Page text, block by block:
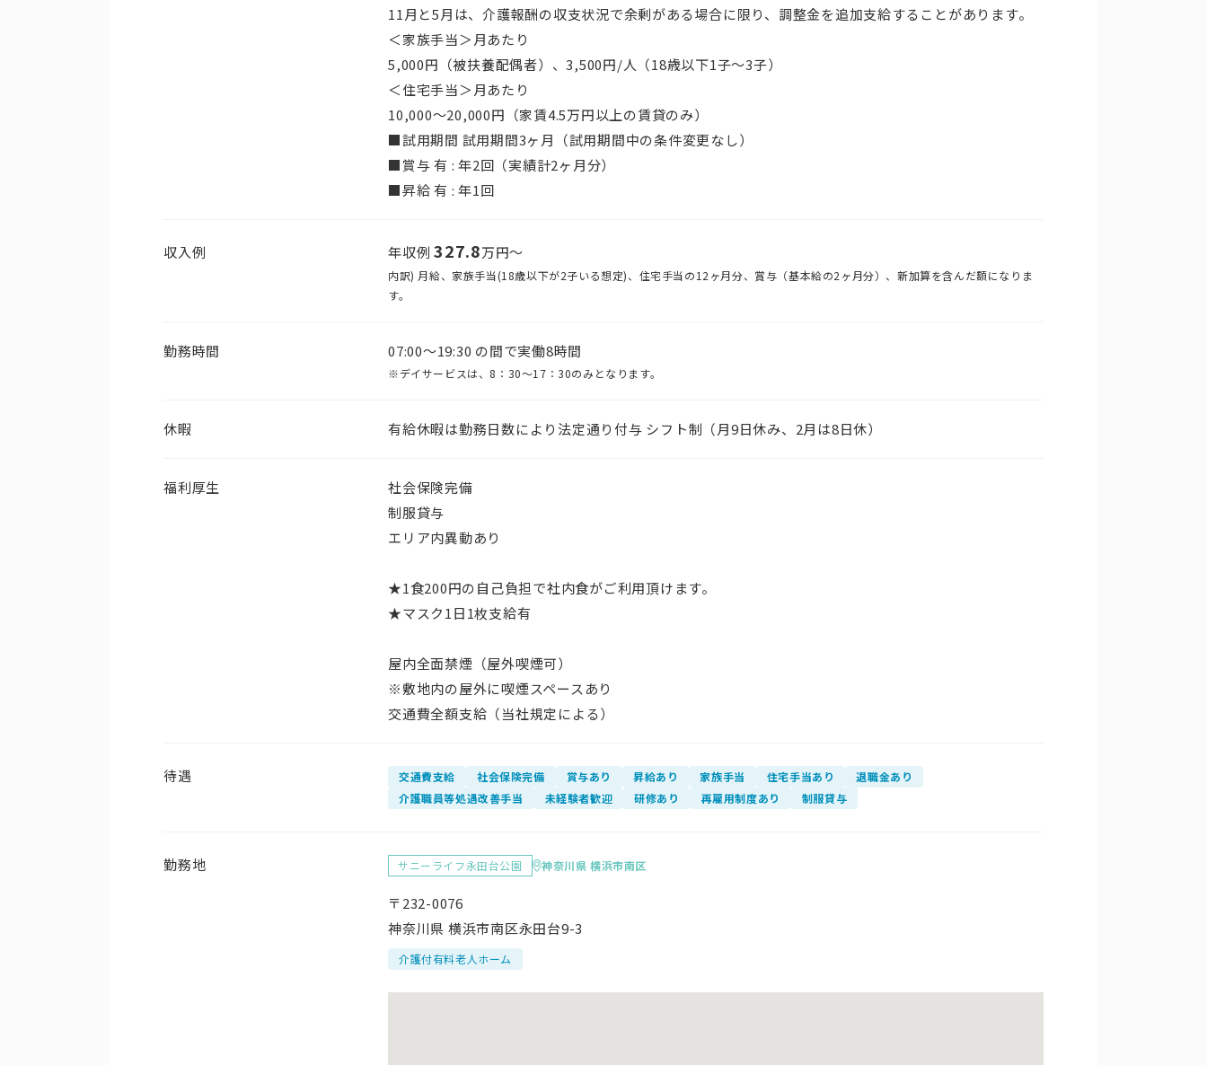
11月と5月は、介護報酬の収支状況で余剰がある場合に限り、調整金を追加支給することがあります。
＜家族手当＞月あたり
5,000円（被扶養配偶者）、3,500円/人（18歳以下1子〜3子）
＜住宅手当＞月あたり
10,000～20,000円（家賃4.5万円以上の賃貸のみ）
■試用期間 試用期間3ヶ月（試用期間中の条件変更なし）
■賞与 有 : 年2回（実績計2ヶ月分）
■昇給 有 : 年1回
収入例 年収例 327.8万円〜
内訳) 月給、家族手当(18歳以下が2子いる想定)、住宅手当の12ヶ月分、賞与（基本給の2ヶ月分）、新加算を含んだ額になりま
す。
勤務時間 07:00〜19:30 の間で実働8時間
※デイサービスは、8：30～17：30のみとなります。
休暇 有給休暇は勤務日数により法定通り付与 シフト制（月9日休み、2月は8日休）
福利厚生
社会保険完備
制服貸与
エリア内異動あり
★1食200円の自己負担で社内食がご利用頂けます。
★マスク1日1枚支給有
屋内全面禁煙（屋外喫煙可）
※敷地内の屋外に喫煙スペースあり
交通費全額支給（当社規定による）
待遇 交通費支給 社会保険完備 賞与あり 昇給あり 家族手当 住宅手当あり
退職金あり
介護職員等処遇改善手当
未経験者歓迎 研修あり 再雇用制度あり 制服貸与
勤務地 サニーライフ永田台公園 神奈川県 横浜市南区
〒232-0076
神奈川県 横浜市南区永田台9-3
介護付有料老人ホーム